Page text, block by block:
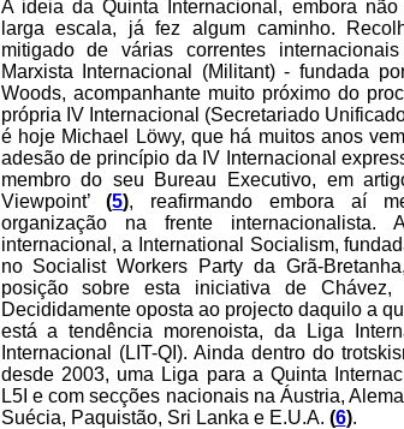
A ideia da Quinta Internacional, embora
larga escala, já fez algum caminho.
mitigado de várias correntes
Marxista Internacional (Militant) - fundada
Woods, acompanhante muito próximo do
própria IV Internacional (Secretariado
é hoje Michael Löwy, que há muitos anos
adesão de princípio da IV Internacional
membro do seu Bureau Executivo, em
Viewpoint’(5), reafirmando embora aí
organização na frente internacionalista.
internacional, a International Socialism,
no Socialist Workers Party da Grã-
posição sobre esta iniciativa de
Decididamente oposta ao projecto daquilo a
está a tendência morenoista, da Liga
Internacional (LIT-QI). Ainda dentro do
desde 2003, uma Liga para a Quinta
L5I e com secções nacionais na Áustria,
Suécia, Paquistão, Sri Lanka e E.U.A. (6).